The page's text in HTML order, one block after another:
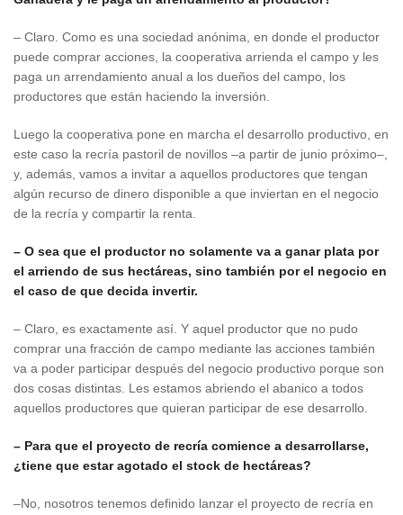
– Claro. Como es una sociedad anónima, en donde el productor
puede comprar acciones, la cooperativa arrienda el campo y les
paga un arrendamiento anual a los dueños del campo, los
productores que están haciendo la inversión.
Luego la cooperativa pone en marcha el desarrollo productivo, en
este caso la recría pastoril de novillos –a partir de junio próximo–,
y, además, vamos a invitar a aquellos productores que tengan
algún recurso de dinero disponible a que inviertan en el negocio
de la recría y compartir la renta.
– O sea que el productor no solamente va a ganar plata por
el arriendo de sus hectáreas, sino también por el negocio en
el caso de que decida invertir.
– Claro, es exactamente así. Y aquel productor que no pudo
comprar una fracción de campo mediante las acciones también
va a poder participar después del negocio productivo porque son
dos cosas distintas. Les estamos abriendo el abanico a todos
aquellos productores que quieran participar de ese desarrollo.
– Para que el proyecto de recría comience a desarrollarse,
¿tiene que estar agotado el stock de hectáreas?
–No, nosotros tenemos definido lanzar el proyecto de recría en